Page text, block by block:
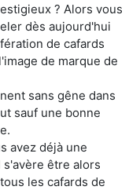
? Alors vous
dès aujourd'hui
de cafards
de marque de
sans gêne dans
sauf une bonne
avez déjà une
être alors
les cafards de